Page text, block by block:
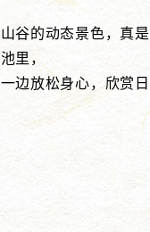
谷的动态景色，真是
里，
边放松身心，欣赏日